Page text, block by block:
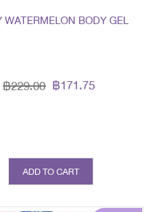
WATERMELON BODY GEL
฿171.75
฿229.00
ADD TO CART